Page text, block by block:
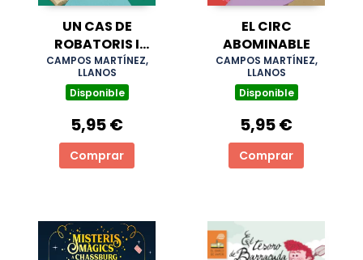
UN CAS DE
ROBATORIS I
BIGOTIS
CAMPOS MARTÍNEZ,
LLANOS
Disponible
5,95 €
Comprar
EL CIRC
ABOMINABLE
CAMPOS MARTÍNEZ,
LLANOS
Disponible
5,95 €
Comprar